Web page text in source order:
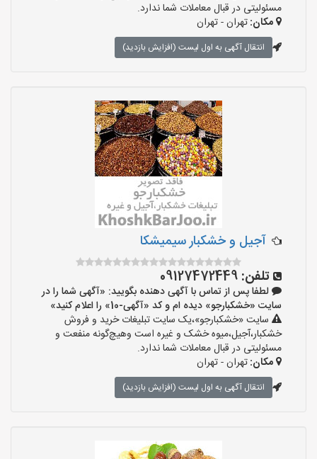
مسئولیتی در قبال معاملات شما ندارد.
مکان:تهران - تهران
انتقال آگهی به اول لیست (افزایش بازدید)
آجیل و خشکبار سیمیشکا
تلفن: 09127472449
لطفا پس از تماس با آگهی دهنده بگویید: «آگهی شما را در
سایت «خشکبارجو» دیده ام و کد «آگهی-10» را اعلام کنید»
سایت «خشکبارجو»،یک سایت تبلیغات خرید و فروش
خشکبار،آجیل،میوه خشک و غیره است وهیچ‌گونه منفعت و
مسئولیتی در قبال معاملات شما ندارد.
مکان:تهران - تهران
انتقال آگهی به اول لیست (افزایش بازدید)